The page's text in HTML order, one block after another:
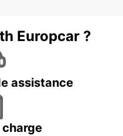
Europcar ?
assistance
charge